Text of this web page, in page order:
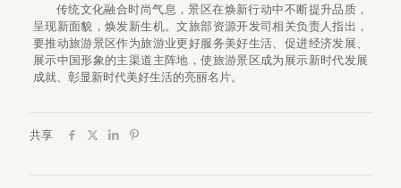
传统文化融合时尚气息，景区在焕新行动中不断提升品质，
呈现新面貌，焕发新生机。文旅部资源开发司相关负责人指出，
要推动旅游景区作为旅游业更好服务美好生活、促进经济发展、
展示中国形象的主渠道主阵地，使旅游景区成为展示新时代发展
成就、彰显新时代美好生活的亮丽名片。
共享